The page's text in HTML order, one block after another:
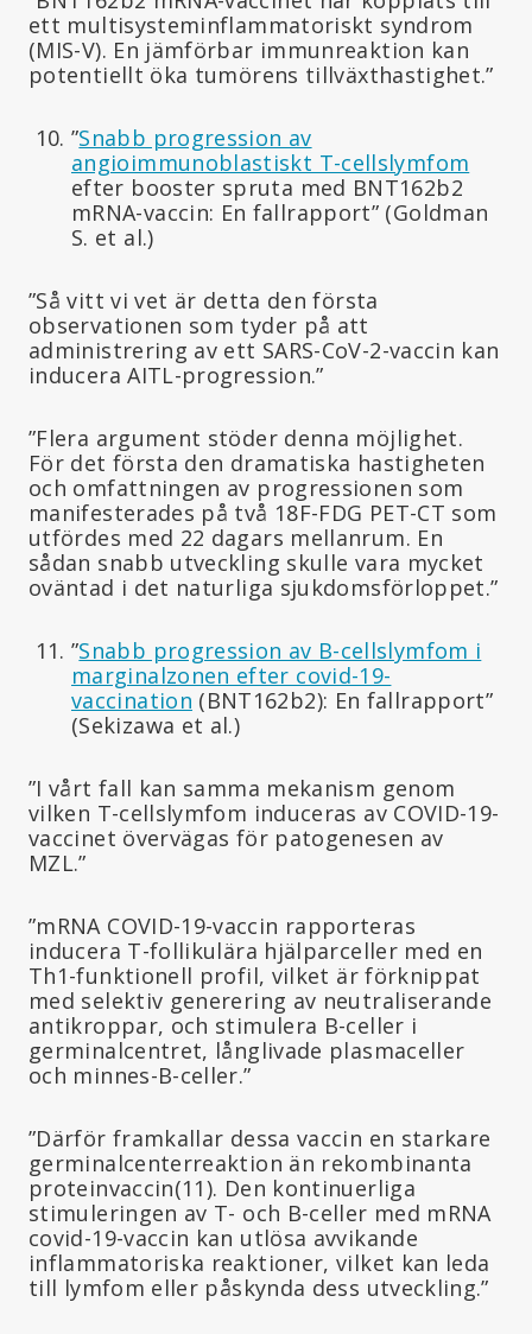
ett multisysteminflammatoriskt syndrom
(MIS-V). En jämförbar immunreaktion kan
potentiellt öka tumörens tillväxthastighet.”
”Snabb progression av
angioimmunoblastiskt T-cellslymfom
efter booster spruta med BNT162b2
mRNA-vaccin: En fallrapport” (Goldman
S. et al.)
”Så vitt vi vet är detta den första
observationen som tyder på att
administrering av ett SARS-CoV-2-vaccin kan
inducera AITL-progression.”
”Flera argument stöder denna möjlighet.
För det första den dramatiska hastigheten
och omfattningen av progressionen som
manifesterades på två 18F-FDG PET-CT som
utfördes med 22 dagars mellanrum. En
sådan snabb utveckling skulle vara mycket
oväntad i det naturliga sjukdomsförloppet.”
”Snabb progression av B-cellslymfom i
marginalzonen efter covid-19-
vaccination (BNT162b2): En fallrapport”
(Sekizawa et al.)
”I vårt fall kan samma mekanism genom
vilken T-cellslymfom induceras av COVID-19-
vaccinet övervägas för patogenesen av
MZL.”
”mRNA COVID-19-vaccin rapporteras
inducera T-follikulära hjälparceller med en
Th1-funktionell profil, vilket är förknippat
med selektiv generering av neutraliserande
antikroppar, och stimulera B-celler i
germinalcentret, långlivade plasmaceller
och minnes-B-celler.”
”Därför framkallar dessa vaccin en starkare
germinalcenterreaktion än rekombinanta
proteinvaccin(11). Den kontinuerliga
stimuleringen av T- och B-celler med mRNA
covid-19-vaccin kan utlösa avvikande
inflammatoriska reaktioner, vilket kan leda
till lymfom eller påskynda dess utveckling.”